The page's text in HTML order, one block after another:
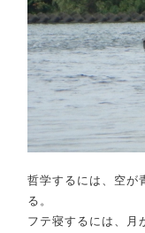
哲学するには、空が
る。
フテ寝するには、月